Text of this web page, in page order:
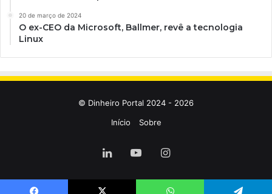
20 de março de 2024
O ex-CEO da Microsoft, Ballmer, revê a tecnologia
Linux
© Dinheiro Portal 2024 - 2026
Início
Sobre
LinkedinYouTubeInstagram